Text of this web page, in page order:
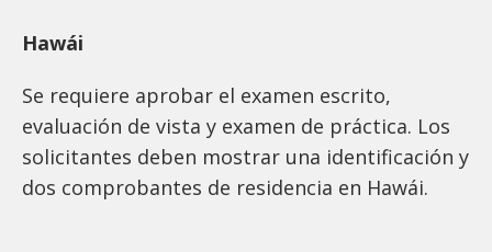
Hawái
Se requiere aprobar el examen escrito,
evaluación de vista y examen de práctica. Los
solicitantes deben mostrar una identificación y
dos comprobantes de residencia en Hawái.